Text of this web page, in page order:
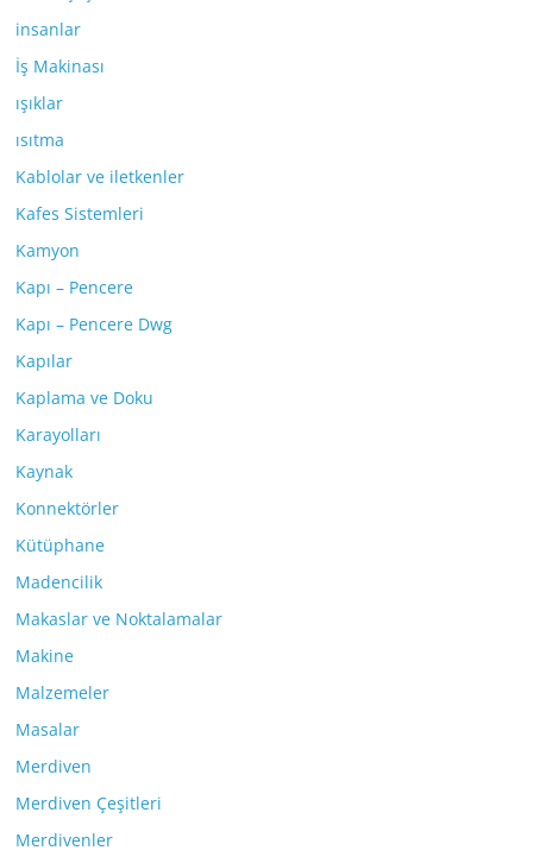
insanlar
İş Makinası
ışıklar
ısıtma
Kablolar ve iletkenler
Kafes Sistemleri
Kamyon
Kapı – Pencere
Kapı – Pencere Dwg
Kapılar
Kaplama ve Doku
Karayolları
Kaynak
Konnektörler
Kütüphane
Madencilik
Makaslar ve Noktalamalar
Makine
Malzemeler
Masalar
Merdiven
Merdiven Çeşitleri
Merdivenler